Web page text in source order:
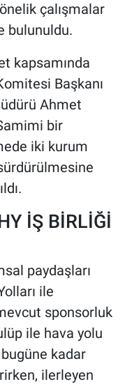
çalışmalar
bulunuldu.
kapsamında
Başkanı
Ahmet
bir
iki kurum
İŞ BİRLİĞİ
paydaşları
ile
sponsorluk
ile hava yolu
kadar
ilerleyen